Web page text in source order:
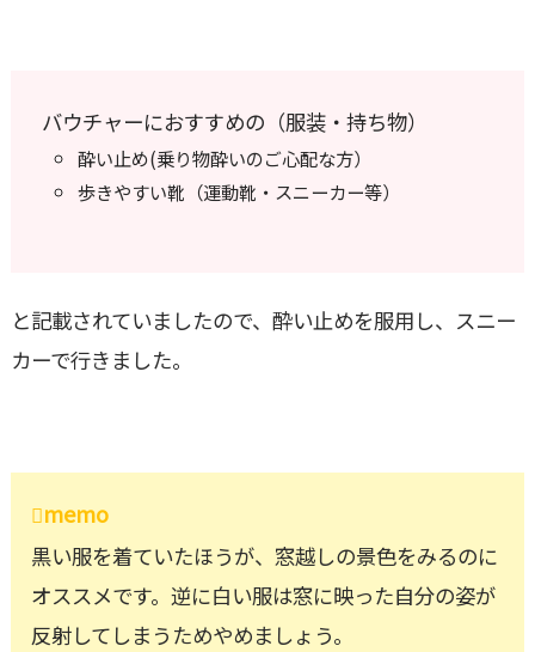
バウチャーにおすすめの（服装・持ち物）
酔い止め(乗り物酔いのご心配な方）
歩きやすい靴（運動靴・スニーカー等）
と記載されていましたので、酔い止めを服用し、スニー
カーで行きました。
memo
黒い服を着ていたほうが、窓越しの景色をみるのに
オススメです。逆に白い服は窓に映った自分の姿が
反射してしまうためやめましょう。